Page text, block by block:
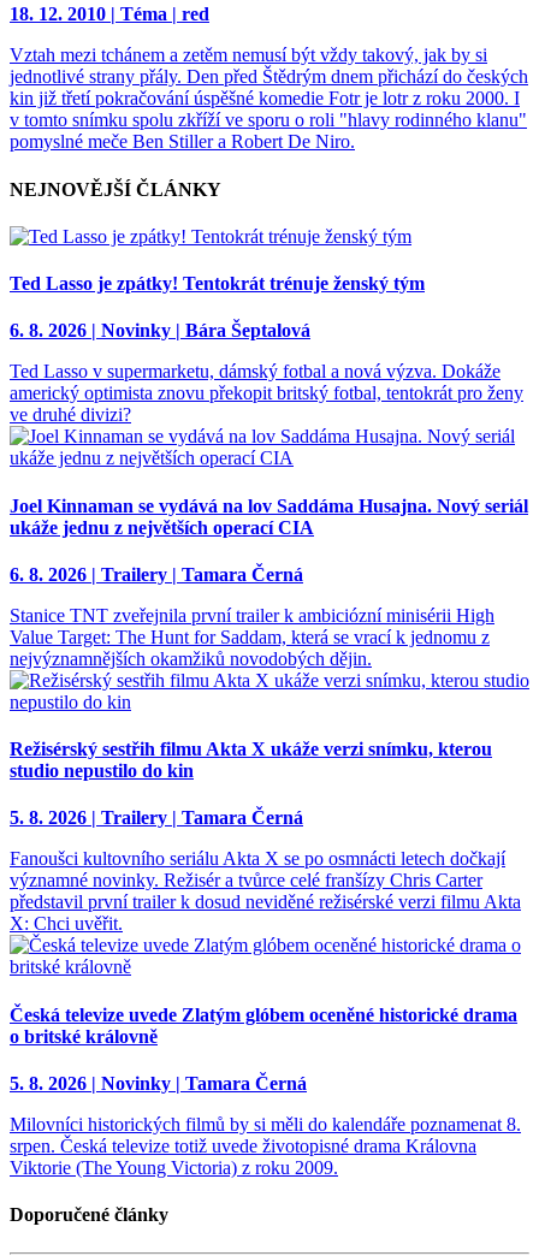
18. 12. 2010 | Téma | red
Vztah mezi tchánem a zetěm nemusí být vždy takový, jak by si
jednotlivé strany přály. Den před Štědrým dnem přichází do českých
kin již třetí pokračování úspěšné komedie Fotr je lotr z roku 2000. I
v tomto snímku spolu zkříží ve sporu o roli "hlavy rodinného klanu"
pomyslné meče Ben Stiller a Robert De Niro.
NEJNOVĚJŠÍ ČLÁNKY
Ted Lasso je zpátky! Tentokrát trénuje ženský tým
6. 8. 2026 | Novinky | Bára Šeptalová
Ted Lasso v supermarketu, dámský fotbal a nová výzva. Dokáže
americký optimista znovu překopit britský fotbal, tentokrát pro ženy
ve druhé divizi?
Joel Kinnaman se vydává na lov Saddáma Husajna. Nový seriál
ukáže jednu z největších operací CIA
6. 8. 2026 | Trailery | Tamara Černá
Stanice TNT zveřejnila první trailer k ambiciózní minisérii High
Value Target: The Hunt for Saddam, která se vrací k jednomu z
nejvýznamnějších okamžiků novodobých dějin.
Režisérský sestřih filmu Akta X ukáže verzi snímku, kterou
studio nepustilo do kin
5. 8. 2026 | Trailery | Tamara Černá
Fanoušci kultovního seriálu Akta X se po osmnácti letech dočkají
významné novinky. Režisér a tvůrce celé franšízy Chris Carter
představil první trailer k dosud neviděné režisérské verzi filmu Akta
X: Chci uvěřit.
Česká televize uvede Zlatým glóbem oceněné historické drama
o britské královně
5. 8. 2026 | Novinky | Tamara Černá
Milovníci historických filmů by si měli do kalendáře poznamenat 8.
srpen. Česká televize totiž uvede životopisné drama Královna
Viktorie (The Young Victoria) z roku 2009.
Doporučené články